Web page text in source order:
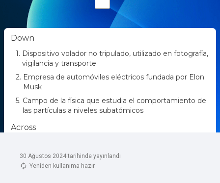
30 Ağustos 2024 tarihinde yayınlandı
Yeniden kullanıma hazır